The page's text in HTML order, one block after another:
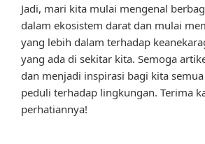
Jadi, mari kita mulai mengenal
dalam ekosistem darat dan mulai
yang lebih dalam terhadap
yang ada di sekitar kita. Semoga
dan menjadi inspirasi bagi kita
peduli terhadap lingkungan. Terima
perhatiannya!